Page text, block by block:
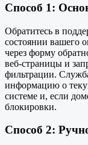
Способ 1:
Обратитесь в
состоянии вашего
через форму
веб-страницы и
фильтрации.
информацию о
системе и, если
блокировки.
Способ 2: